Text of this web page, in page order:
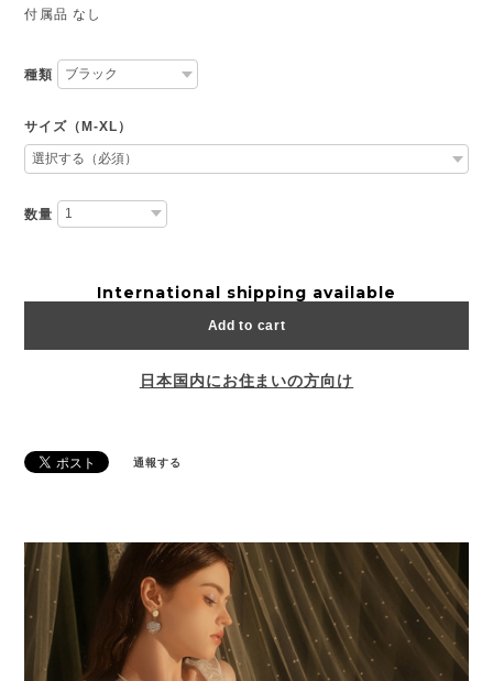
付属品 なし
種類
サイズ（M-XL）
数量
International shipping available
Add to cart
日本国内にお住まいの方向け
通報する